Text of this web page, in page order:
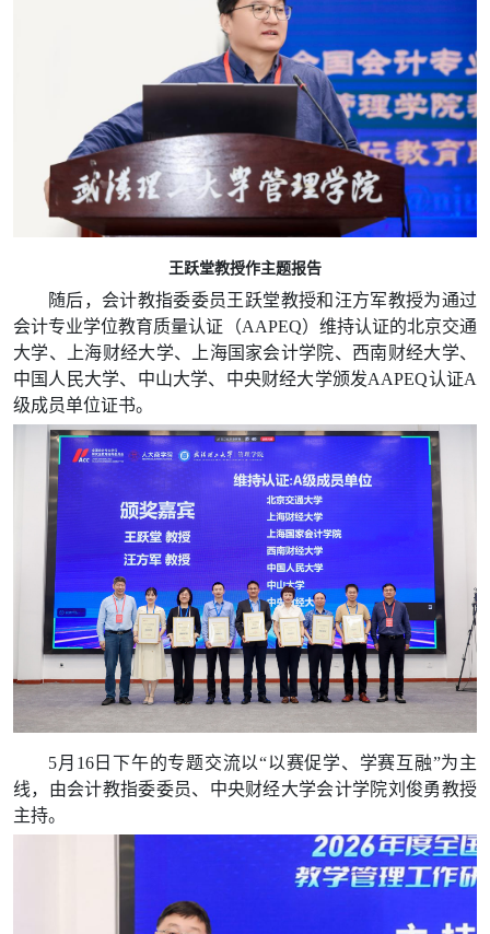
王跃堂教授作主题报告
随后，会计教指委委员王跃堂教授和汪方军教授为通过
会计专业学位教育质量认证（AAPEQ）维持认证的北京交通
大学、上海财经大学、上海国家会计学院、西南财经大学、
中国人民大学、中山大学、中央财经大学颁发AAPEQ认证A
级成员单位证书。
5月16日下午的专题交流以“以赛促学、学赛互融”为主
线，由会计教指委委员、中央财经大学会计学院刘俊勇教授
主持。